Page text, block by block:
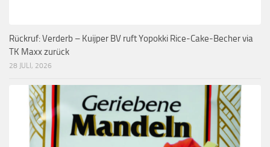
Rückruf: Verderb – Kuijper BV ruft Yopokki Rice-Cake-Becher via
TK Maxx zurück
28 JULI, 2026